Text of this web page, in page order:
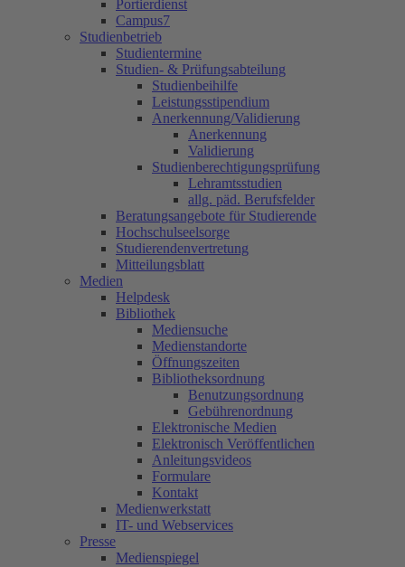
Portierdienst
Campus7
Studienbetrieb
Studientermine
Studien- & Prüfungsabteilung
Studienbeihilfe
Leistungsstipendium
Anerkennung/Validierung
Anerkennung
Validierung
Studienberechtigungsprüfung
Lehramtsstudien
allg. päd. Berufsfelder
Beratungsangebote für Studierende
Hochschulseelsorge
Studierendenvertretung
Mitteilungsblatt
Medien
Helpdesk
Bibliothek
Mediensuche
Medienstandorte
Öffnungszeiten
Bibliotheksordnung
Benutzungsordnung
Gebührenordnung
Elektronische Medien
Elektronisch Veröffentlichen
Anleitungsvideos
Formulare
Kontakt
Medienwerkstatt
IT- und Webservices
Presse
Medienspiegel